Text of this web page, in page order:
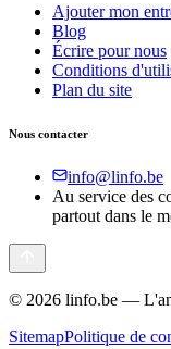
Ajouter mon
Blog
Écrire pour nous
Conditions
Plan du site
Nous contacter
info@linfo.be
Au service des
partout dans le
© 2026 linfo.be —
SitemapPolitique de